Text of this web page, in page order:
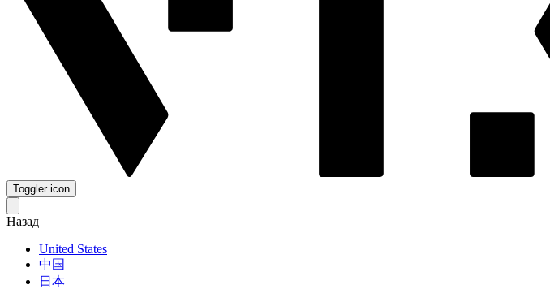
Toggler icon
Назад
United States
中国
日本